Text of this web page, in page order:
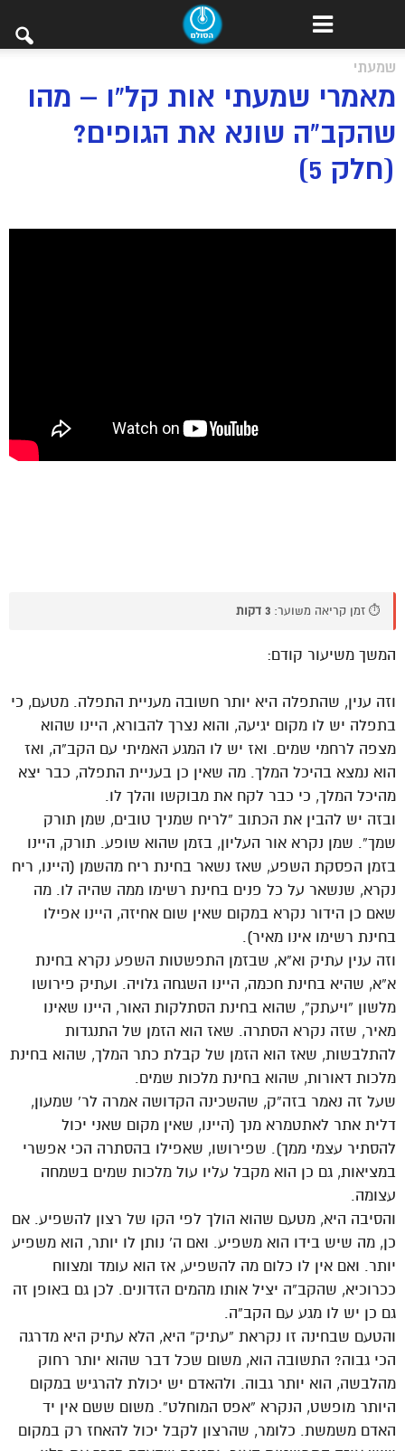
שמעתי
מאמרי שמעתי אות קל”ו – מהו
שהקב”ה שונא את הגופים?
(חלק 5)
⏱️ זמן קריאה משוער: 3 דקות
המשך משיעור קודם:
וזה ענין, שהתפלה היא יותר חשובה מעניית התפלה. מטעם, כי
בתפלה יש לו מקום יגיעה, והוא נצרך להבורא, היינו שהוא
מצפה לרחמי שמים. ואז יש לו המגע האמיתי עם הקב”ה, ואז
הוא נמצא בהיכל המלך. מה שאין כן בעניית התפלה, כבר יצא
מהיכל המלך, כי כבר לקח את מבוקשו והלך לו.
ובזה יש להבין את הכתוב “לריח שמניך טובים, שמן תורק
שמך”. שמן נקרא אור העליון, בזמן שהוא שופע. תורק, היינו
בזמן הפסקת השפע, שאז נשאר בחינת ריח מהשמן (היינו, ריח
נקרא, שנשאר על כל פנים בחינת רשימו ממה שהיה לו. מה
שאם כן הידור נקרא במקום שאין שום אחיזה, היינו אפילו
בחינת רשימו אינו מאיר).
וזה ענין עתיק וא”א, שבזמן התפשטות השפע נקרא בחינת
א”א, שהיא בחינת חכמה, היינו השגחה גלויה. ועתיק פירושו
מלשון “ויעתק”, שהוא בחינת הסתלקות האור, היינו שאינו
מאיר, שזה נקרא הסתרה. שאז הוא הזמן של התנגדות
להתלבשות, שאז הוא הזמן של קבלת כתר המלך, שהוא בחינת
מלכות דאורות, שהוא בחינת מלכות שמים.
שעל זה נאמר בזה”ק, שהשכינה הקדושה אמרה לר’ שמעון,
דלית אתר לאתטמרא מנך (היינו, שאין מקום שאני יכול
להסתיר עצמי ממך). שפירושו, שאפילו בהסתרה הכי אפשרי
במציאות, גם כן הוא מקבל עליו עול מלכות שמים בשמחה
עצומה.
והסיבה היא, מטעם שהוא הולך לפי הקו של רצון להשפיע. אם
כן, מה שיש בידו הוא משפיע. ואם ה’ נותן לו יותר, הוא משפיע
יותר. ואם אין לו כלום מה להשפיע, אז הוא עומד ומצווח
ככרוכיא, שהקב”ה יציל אותו מהמים הזדונים. לכן גם באופן זה
גם כן יש לו מגע עם הקב”ה.
והטעם שבחינה זו נקראת “עתיק” היא, הלא עתיק היא מדרגה
הכי גבוה? התשובה הוא, משום שכל דבר שהוא יותר רחוק
מהלבשה, הוא יותר גבוה. ולהאדם יש יכולת להרגיש במקום
היותר מופשט, הנקרא “אפס המוחלט”. משום ששם אין יד
האדם משמשת. כלומר, שהרצון לקבל יכול להאחז רק במקום